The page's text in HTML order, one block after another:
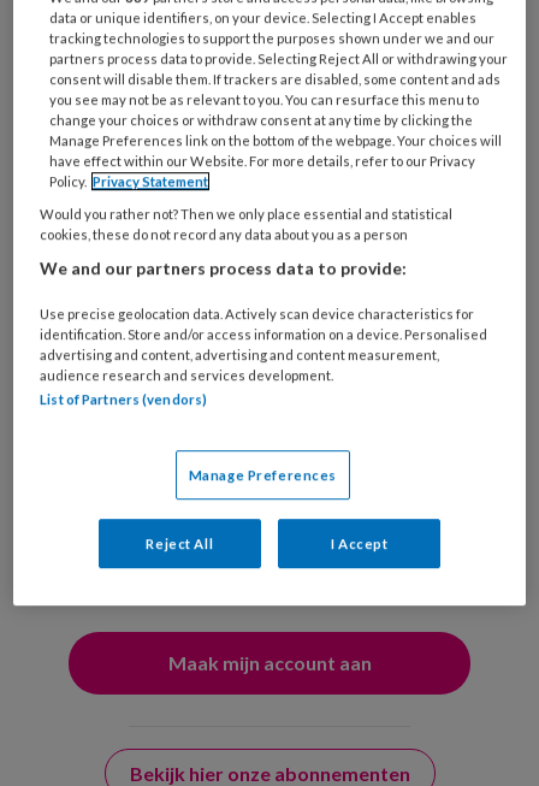
functie *
Bij
welke
organisatie
werk
je?
Untitled
Ontvang 2x per week de
KinderopvangTotaal nieuwsbrief
Ontvang iedere zondag het
Management Kinderopvang
Weekoverzicht
Ja, ik geef toestemming voor e-mails
van KinderopvangTotaal en
uw profiel in overeenstemming met ons
privacy statement
?
Bekijk hier onze abonnementen
data or unique identifiers, on your device. Selecting I Accept enables
tracking technologies to support the purposes shown under we and our
partners process data to provide. Selecting Reject All or withdrawing your
consent will disable them. If trackers are disabled, some content and ads
you see may not be as relevant to you. You can resurface this menu to
change your choices or withdraw consent at any time by clicking the
Manage Preferences link on the bottom of the webpage. Your choices will
have effect within our Website. For more details, refer to our Privacy
Policy. Privacy Statement
Would you rather not? Then we only place essential and statistical
cookies, these do not record any data about you as a person
We and our partners process data to provide:
Use precise geolocation data. Actively scan device characteristics for
identification. Store and/or access information on a device. Personalised
advertising and content, advertising and content measurement,
audience research and services development.
List of Partners (vendors)
Manage Preferences
Reject All I Accept